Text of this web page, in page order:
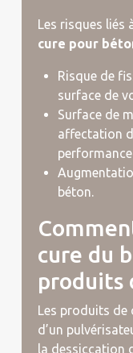
Les risques liés
cure pour
Risque de
surface de
Surface de
affectation
béton.
cure du
produits
Les produits de
d’un
la dessiccation